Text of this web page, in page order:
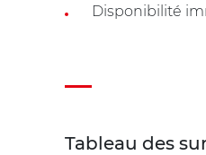
Disponibilité
Tableau des